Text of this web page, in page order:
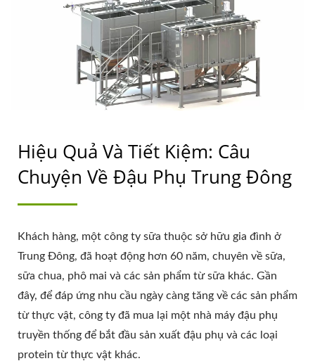
LIH FOOD MACHINE
CO., LTD.
nghiệp bạn.
Hiệu Quả Và Tiết Kiệm: Câu
Chuyện Về Đậu Phụ Trung Đông
Khách hàng, một công ty sữa thuộc sở hữu gia đình ở
Trung Đông, đã hoạt động hơn 60 năm, chuyên về sữa,
sữa chua, phô mai và các sản phẩm từ sữa khác. Gần
đây, để đáp ứng nhu cầu ngày càng tăng về các sản phẩm
từ thực vật, công ty đã mua lại một nhà máy đậu phụ
truyền thống để bắt đầu sản xuất đậu phụ và các loại
protein từ thực vật khác.